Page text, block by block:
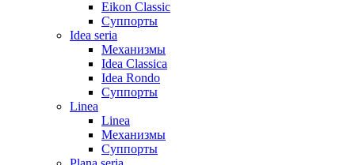
Eikon Classic
Суппорты
Idea seria
Механизмы
Idea Classica
Idea Rondo
Суппорты
Linea
Linea
Механизмы
Суппорты